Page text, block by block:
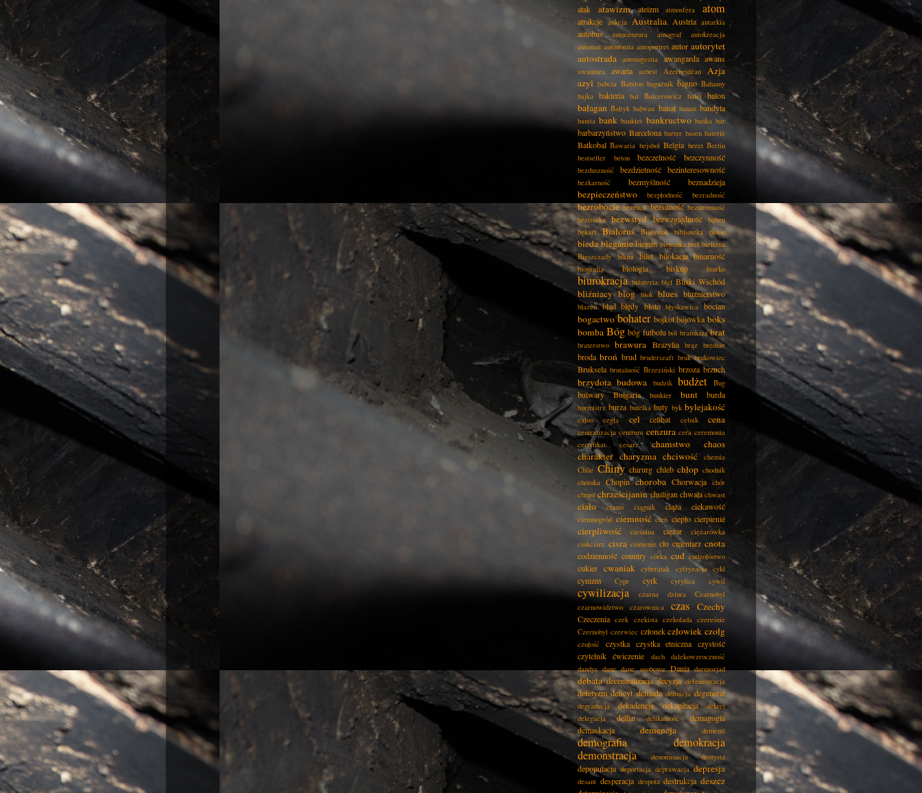
atak atawizm ateizm atmosfera atom
atrakcje aukcja Australia Austria autarkia
autobus autocenzura autograf
autokreacja
automat autonomia autoportret autor autorytet
autostrada autosugestia awangarda awans
awantura awaria azbest Azerbejdżan
Azja
azyl babcia Babilon bagażnik bagno Bahamy
bajka bakteria bal Balcerowicz balet balon
bałagan Bałtyk bałwan banał banan bandyta
banita bank bankiet bankructwo bańka bar
barbarzyństwo Barcelona barter basen baterie
Batkobal Bawaria bejsbol Belgia beret Berlin
bestseller
beton bezczelność bezczynność
bezduszność bezdzietność bezinteresowność
bezkarność bezmyślność beznadzieja
bezpieczeństwo bezpłodność bezradność
bezrobocie bezruch bezsilność bezstronność
beztroska bezwstyd bezwzględność bęben
bękart
Białoruś Białystok biblioteka bidon
bieda bieganie biegun biegunka biel bielizna
Bieszczady
bikini bilet bilokacja binarność
biografia biologia biskup biurko
biurokracja biżuteria blef Bliski Wschód
bliźniacy blog blok blues bluźnierstwo
błazen błąd błędy błoto błyskawica bocian
bogactwo bohater bojkot bojówka boks
bomba Bóg bóg futbolu ból bramkarz brat
braterstwo brawura Brazylia brąz brednie
broda broń brud bruderszaft bruk brukowiec
Bruksela brutalność Brzeziński brzoza brzuch
brzydota budowa budzik budżet Bug
bulwary Bułgaria bunkier bunt burda
burmistrz burza butelka buty byk bylejakość
całun cegła cel celibat celnik cena
centralizacja centrum cenzura cera ceremonia
certyfikat
cesarz chamstwo
chaos
charakter charyzma chciwość
chemia
Chile Chiny chirurg chleb chłop chodnik
choinka Chopin choroba Chorwacja chór
chrust chrześcijanin chuligan chwała chwast
ciało ciasto ciągnik ciąża ciekawość
ciemnogród ciemność cień ciepło cierpienie
cierpliwość cieśnina ciężar
ciężarówka
cinkciarz cisza ciśnienie cło cmentarz cnota
codzienność country córka cud cudzołóstwo
cukier cwaniak cyberatak cyfryzacja cykl
cynizm Cypr cyrk cyrylica cywil
cywilizacja czarna dziura
Czarnobyl
czarnowidztwo
czarownica czas Czechy
Czeczenia czek czekista czekolada czereśnie
Czernobyl czerwiec członek człowiek czołg
czułość czystka czystka etniczna czystość
czytelnik ćwiczenie dach
dalekowzroczność
dandys dane dane osobowe Dania darmozjad
debata decentralizacja decyzja defenestracja
defetyzm deficyt defilada definicja degenerat
degradacja dekadencja dekapitacja
dekret
delegacja
delfin delikatność
demagogia
demaskacja
demencja dementi
demografia
demokracja
demonstracja
denominacja dentysta
depopulacja deportacja deprawacja depresja
desant desperacja despota destrukcja deszcz